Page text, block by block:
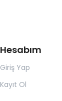
Hesabım
Giriş Yap
Kayıt Ol